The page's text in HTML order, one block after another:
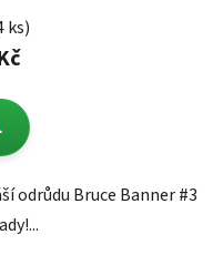
ks)
odrůdu Bruce Banner #3